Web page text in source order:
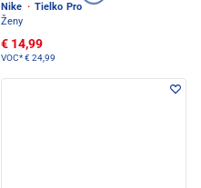
Nike · Tielko Pro
Ženy
€ 14,99
VOC*€ 24,99